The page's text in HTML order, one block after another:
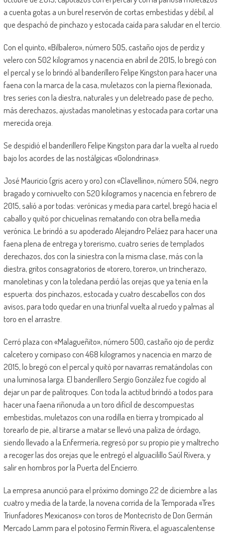
a cuenta gotas a un burel reservón de cortas embestidas y débil, al
que despachó de pinchazo y estocada caída para saludar en el tercio.
Con el quinto, «Bilbalero», número 505, castaño ojos de perdiz y
velero con 502 kilogramos y nacencia en abril de 2015, lo bregó con
el percal y se lo brindó al banderillero Felipe Kingston para hacer una
faena con la marca de la casa, muletazos con la pierna flexionada,
tres series con la diestra, naturales y un deletreado pase de pecho,
más derechazos, ajustadas manoletinas y estocada para cortar una
merecida oreja.
Se despidió el banderillero Felipe Kingston para dar la vuelta al ruedo
bajo los acordes de las nostálgicas «Golondrinas».
José Mauricio (gris acero y oro) con «Clavellino», número 504, negro
bragado y cornivuelto con 520 kilogramos y nacencia en febrero de
2015, salió a por todas: verónicas y media para cartel, bregó hacia el
caballo y quitó por chicuelinas rematando con otra bella media
verónica. Le brindó a su apoderado Alejandro Peláez para hacer una
faena plena de entrega y torerismo, cuatro series de templados
derechazos, dos con la siniestra con la misma clase, más con la
diestra, gritos consagratorios de «torero, torero», un trincherazo,
manoletinas y con la toledana perdió las orejas que ya tenía en la
espuerta: dos pinchazos, estocada y cuatro descabellos con dos
avisos, para todo quedar en una triunfal vuelta al ruedo y palmas al
toro en el arrastre.
Cerró plaza con «Malagueñito», número 500, castaño ojo de perdiz
calcetero y cornipaso con 468 kilogramos y nacencia en marzo de
2015, lo bregó con el percal y quitó por navarras rematándolas con
una luminosa larga. El banderillero Sergio González fue cogido al
dejar un par de palitroques. Con toda la actitud brindó a todos para
hacer una faena riñonuda a un toro difícil de descompuestas
embestidas, muletazos con una rodilla en tierra y trompicado al
torearlo de pie, al tirarse a matar se llevó una paliza de órdago,
siendo llevado a la Enfermería, regresó por su propio pie y maltrecho
a recoger las dos orejas que le entregó el alguacilillo Saúl Rivera, y
salir en hombros por la Puerta del Encierro.
La empresa anunció para el próximo domingo 22 de diciembre a las
cuatro y media de la tarde, la novena corrida de la Temporada «Tres
Triunfadores Mexicanos» con toros de Montecristo de Don Germán
Mercado Lamm para el potosino Fermín Rivera, el aguascalentense